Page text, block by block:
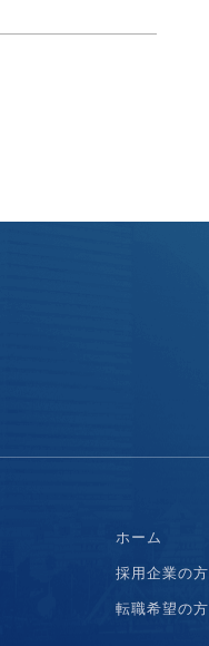
ホーム
採用企業の方
転職希望の方